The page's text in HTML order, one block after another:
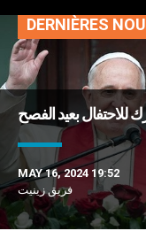
DERNIÈRES
للاحتفال بعيد الفصح
MAY 16, 2024 19:52
فريق زينيت